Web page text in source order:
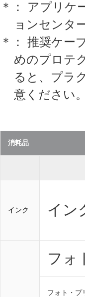
＊： アプリケ
ョンセンタ
＊： 推奨ケー
めのプロテ
ると、プラ
意ください。
消耗品
インク イン
フォ
フォト・プ